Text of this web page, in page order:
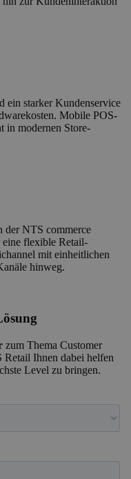
ein starker Kundenservice
Mobile POS-
in modernen Store-
der NTS commerce
flexible Retail-
mit einheitlichen
hinweg.
zum Thema Customer
Ihnen dabei helfen
Level zu bringen.